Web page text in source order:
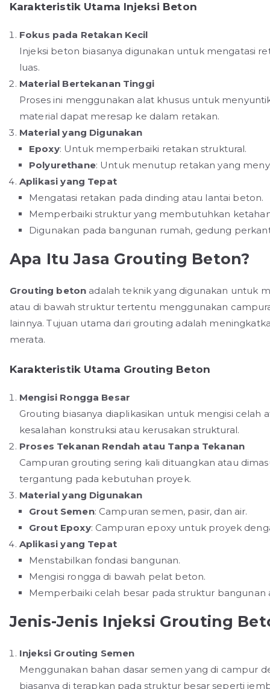
Karakteristik Utama Injeksi Beton
Fokus pada Retakan Kecil
Injeksi beton biasanya digunakan untuk mengatasi
luas.
Material Bertekanan Tinggi
Proses ini menggunakan alat khusus untuk
material dapat meresap ke dalam retakan.
Material yang Digunakan
Epoxy: Untuk memperbaiki retakan struktural.
Polyurethane: Untuk menutup retakan yang
Aplikasi yang Tepat
Mengatasi retakan pada dinding atau lantai beton.
Memperbaiki struktur yang membutuhkan
Digunakan pada bangunan rumah, gedung
Apa Itu Jasa Grouting Beton?
Grouting beton adalah teknik yang digunakan untuk
atau di bawah struktur tertentu menggunakan
lainnya. Tujuan utama dari grouting adalah
merata.
Karakteristik Utama Grouting Beton
Mengisi Rongga Besar
Grouting biasanya diaplikasikan untuk mengisi celah
kesalahan konstruksi atau kerusakan struktural.
Proses Tekanan Rendah atau Tanpa Tekanan
Campuran grouting sering kali dituangkan atau
tergantung pada kebutuhan proyek.
Material yang Digunakan
Grout Semen: Campuran semen, pasir, dan air.
Grout Epoxy: Campuran epoxy untuk proyek
Aplikasi yang Tepat
Menstabilkan fondasi bangunan.
Mengisi rongga di bawah pelat beton.
Memperbaiki celah besar pada struktur bangunan
Jenis-Jenis Injeksi Grouting
Injeksi Grouting Semen
Menggunakan bahan dasar semen yang di campur
biasanya di terapkan pada struktur besar seperti